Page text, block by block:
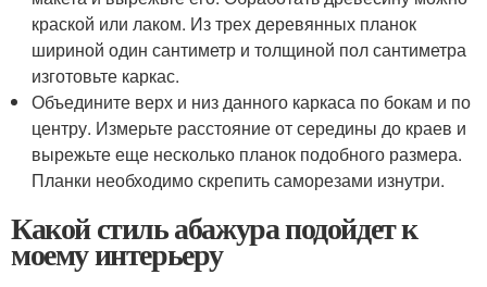
краской или лаком. Из трех деревянных планок
шириной один сантиметр и толщиной пол сантиметра
изготовьте каркас.
Объедините верх и низ данного каркаса по бокам и по
центру. Измерьте расстояние от середины до краев и
вырежьте еще несколько планок подобного размера.
Планки необходимо скрепить саморезами изнутри.
Какой стиль абажура подойдет к
моему интерьеру